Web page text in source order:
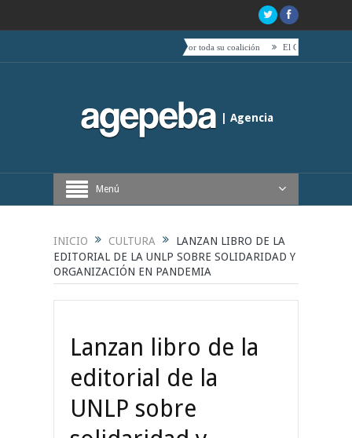
de Boric hacia el centro es acompañado por toda su coalición El Quijote, tetas,
| Agencia
Periodística de Buenos Aires
Menú
INICIO CULTURA
LANZAN LIBRO DE LA
EDITORIAL DE LA UNLP SOBRE SOLIDARIDAD Y
ORGANIZACIÓN EN PANDEMIA
Lanzan libro de la
editorial de la
UNLP sobre